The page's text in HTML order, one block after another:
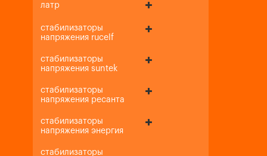
латр
стабилизаторы
напряжения rucelf
стабилизаторы
напряжения suntek
стабилизаторы
напряжения ресанта
стабилизаторы
напряжения энергия
стабилизаторы